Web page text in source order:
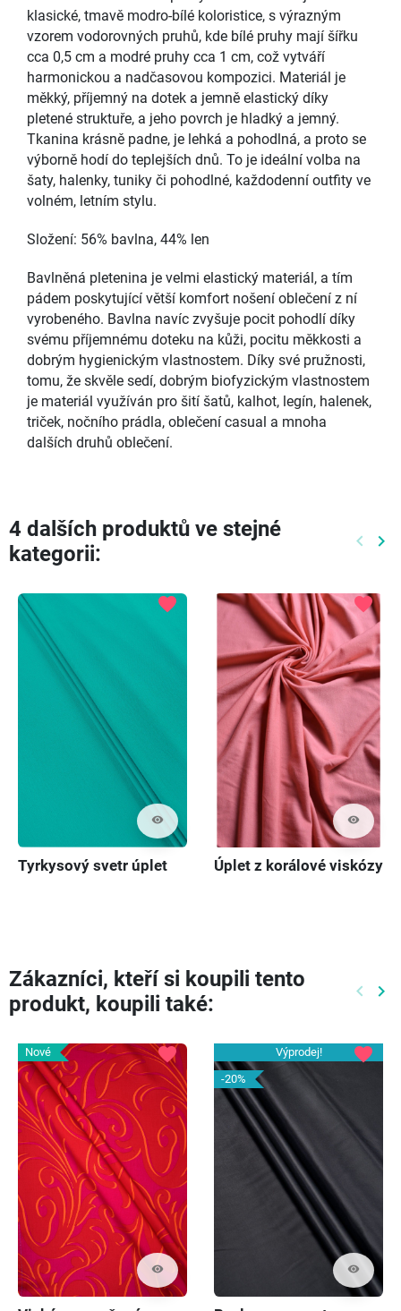
klasické, tmavě modro-bílé koloristice, s výrazným
vzorem vodorovných pruhů, kde bílé pruhy mají šířku
cca 0,5 cm a modré pruhy cca 1 cm, což vytváří
harmonickou a nadčasovou kompozici. Materiál je
měkký, příjemný na dotek a jemně elastický díky
pletené struktuře, a jeho povrch je hladký a jemný.
Tkanina krásně padne, je lehká a pohodlná, a proto se
výborně hodí do teplejších dnů. To je ideální volba na
šaty, halenky, tuniky či pohodlné, každodenní outfity ve
volném, letním stylu.
Složení: 56% bavlna, 44% len
Bavlněná pletenina je velmi elastický materiál, a tím
pádem poskytující větší komfort nošení oblečení z ní
vyrobeného. Bavlna navíc zvyšuje pocit pohodlí díky
svému příjemnému doteku na kůži, pocitu měkkosti a
dobrým hygienickým vlastnostem. Díky své pružnosti,
tomu, že skvěle sedí, dobrým biofyzickým vlastnostem
je materiál využíván pro šití šatů, kalhot, legín, halenek,
triček, nočního prádla, oblečení casual a mnoha
dalších druhů oblečení.
4 dalších produktů ve stejné
kategorii:
keyboard_arrow_left keyboard_arrow_right
visibility
favorite
Tyrkysový svetr úplet
visibility
favorite
Úplet z korálové viskózy
Zákazníci, kteří si koupili tento
produkt, koupili také:
keyboard_arrow_left keyboard_arrow_right
Nové
visibility
favorite
Výprodej!
-20%
visibility
favorite